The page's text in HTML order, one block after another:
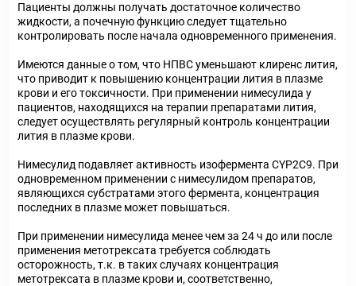
Пациенты должны получать достаточное количество
жидкости, а почечную функцию следует тщательно
контролировать после начала одновременного применения.
Имеются данные о том, что НПВС уменьшают клиренс лития,
что приводит к повышению концентрации лития в плазме
крови и его токсичности. При применении нимесулида у
пациентов, находящихся на терапии препаратами лития,
следует осуществлять регулярный контроль концентрации
лития в плазме крови.
Нимесулид подавляет активность изофермента CYP2C9. При
одновременном применении с нимесулидом препаратов,
являющихся субстратами этого фермента, концентрация
последних в плазме может повышаться.
При применении нимесулида менее чем за 24 ч до или после
применения метотрексата требуется соблюдать
осторожность, т.к. в таких случаях концентрация
метотрексата в плазме крови и, соответственно,